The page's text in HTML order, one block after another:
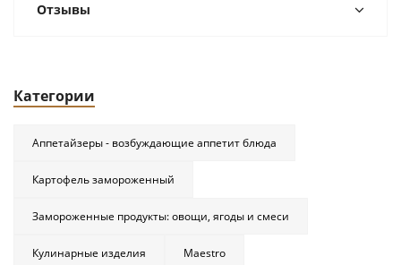
Отзывы
Категории
Аппетайзеры - возбуждающие аппетит блюда
Картофель замороженный
Замороженные продукты: овощи, ягоды и смеси
Кулинарные изделия Maestro